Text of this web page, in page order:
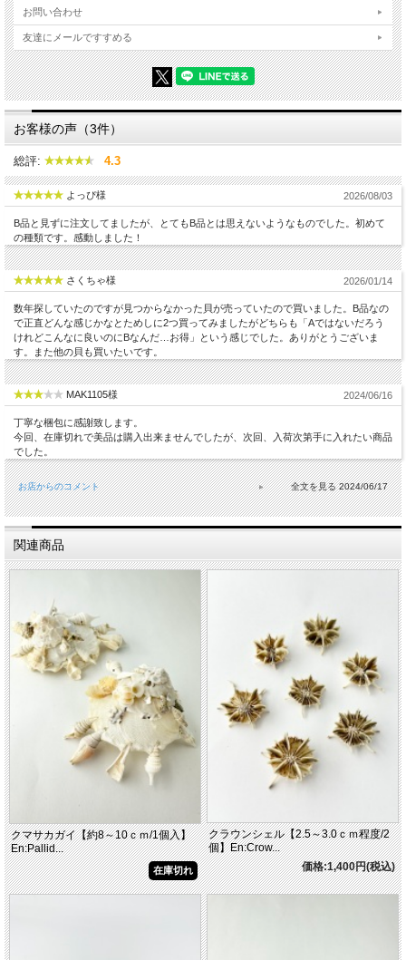
お問い合わせ
友達にメールですすめる
お客様の声（3件）
総評: 4.3
よっぴ様 2026/08/03
B品と見ずに注文してましたが、とてもB品とは思えないようなものでした。初めて
の種類です。感動しました！
さくちゃ様 2026/01/14
数年探していたのですが見つからなかった貝が売っていたので買いました。B品なの
で正直どんな感じかなとためしに2つ買ってみましたがどちらも「Aではないだろう
けれどこんなに良いのにBなんだ…お得」という感じでした。ありがとうございま
す。また他の貝も買いたいです。
MAK1105様 2024/06/16
丁寧な梱包に感謝致します。
今回、在庫切れで美品は購入出来ませんでしたが、次回、入荷次第手に入れたい商品
でした。
お店からのコメント 2024/06/17
関連商品
クマサカガイ【約8～10ｃｍ/1個入】
En:Pallid...
在庫切れ
クラウンシェル【2.5～3.0ｃｍ程度/2
個】En:Crow...
価格:1,400円(税込)